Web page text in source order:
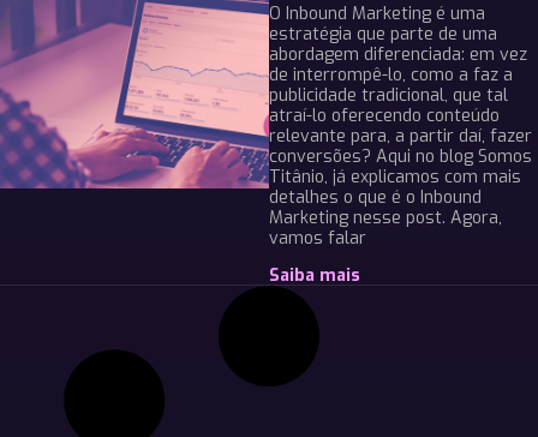
O Inbound Marketing é uma
estratégia que parte de uma
abordagem diferenciada: em vez
de interrompê-lo, como a faz a
publicidade tradicional, que tal
atraí-lo oferecendo conteúdo
relevante para, a partir daí, fazer
conversões? Aqui no blog Somos
Titânio, já explicamos com mais
detalhes o que é o Inbound
Marketing nesse post. Agora,
vamos falar
Saiba mais